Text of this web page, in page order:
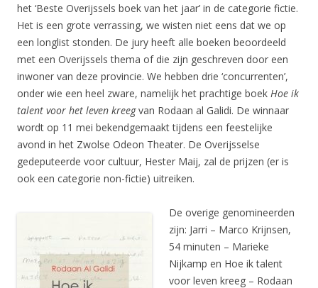
het ‘Beste Overijssels boek van het jaar’ in de categorie fictie.
Het is een grote verrassing, we wisten niet eens dat we op
een longlist stonden. De jury heeft alle boeken beoordeeld
met een Overijssels thema of die zijn geschreven door een
inwoner van deze provincie. We hebben drie ‘concurrenten’,
onder wie een heel zware, namelijk het prachtige boek Hoe ik
talent voor het leven kreegvan Rodaan al Galidi. De winnaar
wordt op 11 mei bekendgemaakt tijdens een feestelijke
avond in het Zwolse Odeon Theater. De Overijsselse
gedeputeerde voor cultuur, Hester Maij, zal de prijzen (er is
ook een categorie non-fictie) uitreiken.
De overige genomineerden
zijn: Jarri – Marco Krijnsen,
54 minuten – Marieke
Nijkamp en Hoe ik talent
voor leven kreeg – Rodaan